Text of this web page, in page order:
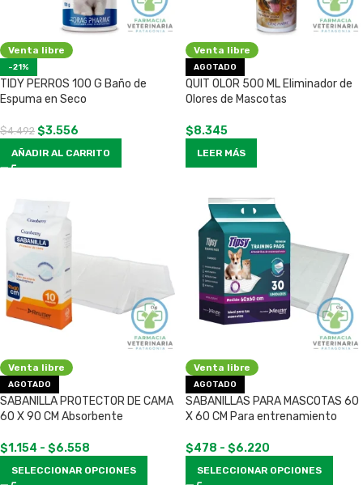
Venta libre
-21%
TIDY PERROS 100 G Baño de
Espuma en Seco
$4.492 $3.556
AÑADIR AL CARRITO
Venta libre
AGOTADO
QUIT OLOR 500 ML Eliminador de
Olores de Mascotas
$8.345
LEER MÁS
Venta libre
AGOTADO
SABANILLA PROTECTOR DE CAMA
60 X 90 CM Absorbente
$1.154 - $6.558
SELECCIONAR OPCIONES
Venta libre
AGOTADO
SABANILLAS PARA MASCOTAS 60
X 60 CM Para entrenamiento
$478 - $6.220
SELECCIONAR OPCIONES